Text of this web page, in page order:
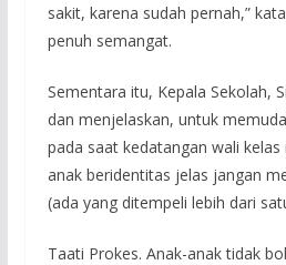
sakit, karena sudah pernah,”
penuh semangat.
Sementara itu, Kepala Sekolah,
dan menjelaskan, untuk
pada saat kedatangan wali
anak beridentitas jelas jangan
(ada yang ditempeli lebih dari
Taati Prokes. Anak-anak tidak